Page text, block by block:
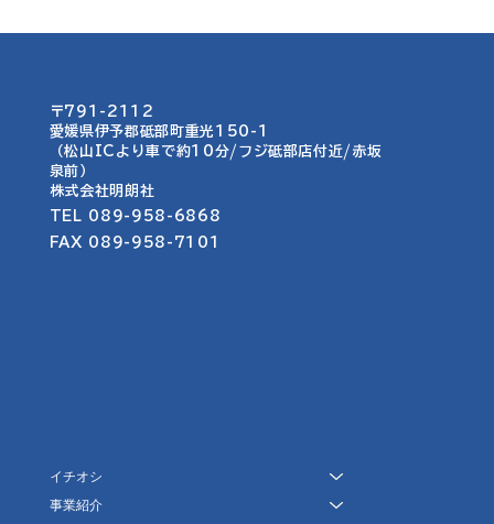
〒791-2112
愛媛県伊予郡砥部町重光150-1​​
（松山ICより車で約10分/フジ砥部店付近/赤坂
泉前）
​株式会社明朗社
TEL 089-958-6868
FAX 089-958-7101
イチオシ
事業紹介